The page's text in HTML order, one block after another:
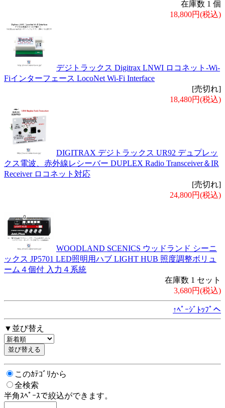
在庫数 1 個
18,800円(税込)
デジトラックス Digitrax LNWI ロコネット-Wi-
Fiインターフェース LocoNet Wi-Fi Interface
[売切れ]
18,480円(税込)
DIGITRAX デジトラックス UR92 デュプレッ
クス電波、赤外線レシーバー DUPLEX Radio Transceiver＆IR
Receiver ロコネット対応
[売切れ]
24,800円(税込)
WOODLAND SCENICS ウッドランド シーニ
ックス JP5701 LED照明用ハブ LIGHT HUB 照度調整ボリュ
ーム４個付 入力４系統
在庫数 1 セット
3,680円(税込)
↑ﾍﾟｰｼﾞﾄｯﾌﾟへ
▼並び替え
このｶﾃｺﾞﾘから
全検索
半角ｽﾍﾟｰｽで絞込ができます。